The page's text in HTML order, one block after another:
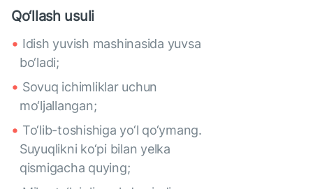
Qo‘llash usuli
Idish yuvish mashinasida yuvsa
bo‘ladi;
Sovuq ichimliklar uchun
mo‘ljallangan;
To‘lib-toshishiga yo‘l qo‘ymang.
Suyuqlikni ko‘pi bilan yelka
qismigacha quying;